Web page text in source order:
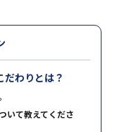
だわりとは？
いて教えてくださ